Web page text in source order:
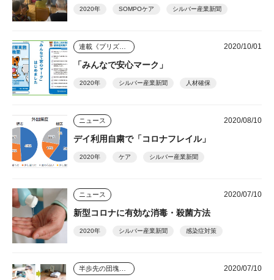
2020年 SOMPOケア シルバー産業新聞
2020/10/01
「みんなで安心マーク」
2020年 シルバー産業新聞 人材確保
ニュース 2020/08/10
デイ利用自粛で「コロナフレイル」
2020年 ケア シルバー産業新聞
ニュース 2020/07/10
新型コロナに有効な消毒・殺菌方法
2020年 シルバー産業新聞 感染症対策
2020/07/10